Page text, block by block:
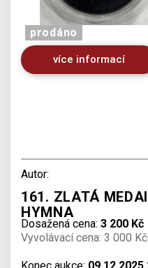
prodáno
více informací
Autor:
161. ZLATÁ
HYMNA
Dosažená cena: 3 200 Kč
Vyvolávací cena: 3 000 Kč